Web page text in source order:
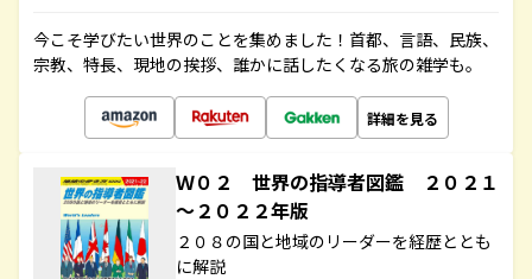
今こそ学びたい世界のことを集めました！首都、言語、民族、
宗教、特長、現地の挨拶、誰かに話したくなる旅の雑学も。
詳細を見る
Ｗ０２ 世界の指導者図鑑 ２０２１
～２０２２年版
２０８の国と地域のリーダーを経歴ととも
に解説